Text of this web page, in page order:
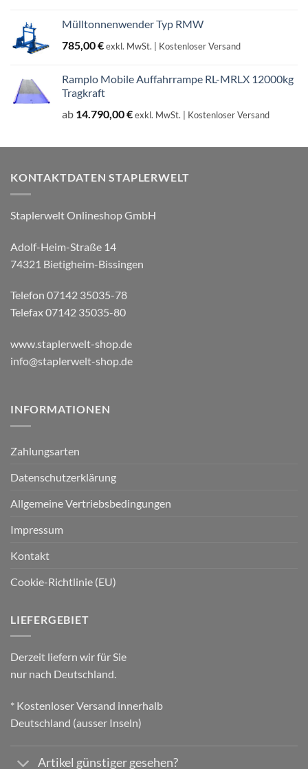
Mülltonnenwender Typ RMW
785,00€exkl. MwSt. | Kostenloser Versand
Ramplo Mobile Auffahrrampe RL-MRLX 12000kg
Tragkraft
ab 14.790,00€exkl. MwSt. | Kostenloser Versand
KONTAKTDATEN STAPLERWELT
Staplerwelt Onlineshop GmbH
Adolf-Heim-Straße 14
74321 Bietigheim-Bissingen
Telefon 07142 35035-78
Telefax 07142 35035-80
www.staplerwelt-shop.de
info@staplerwelt-shop.de
INFORMATIONEN
Zahlungsarten
Datenschutzerklärung
Allgemeine Vertriebsbedingungen
Impressum
Kontakt
Cookie-Richtlinie (EU)
LIEFERGEBIET
Derzeit liefern wir für Sie
nur nach Deutschland.
* Kostenloser Versand innerhalb
Deutschland (ausser Inseln)
Artikel günstiger gesehen?